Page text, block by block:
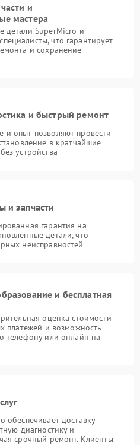
и
мастера
детали SuperMicro и
что гарантирует
и сохранение
и быстрый ремонт
опыт позволяют провести
в кратчайшие
устройства
и запчасти
гарантия на
детали, что
неисправностей
и бесплатная
оценка стоимости
платежей и возможность
телефону или онлайн на
обеспечивает доставку
диагностику и
срочный ремонт. Клиенты